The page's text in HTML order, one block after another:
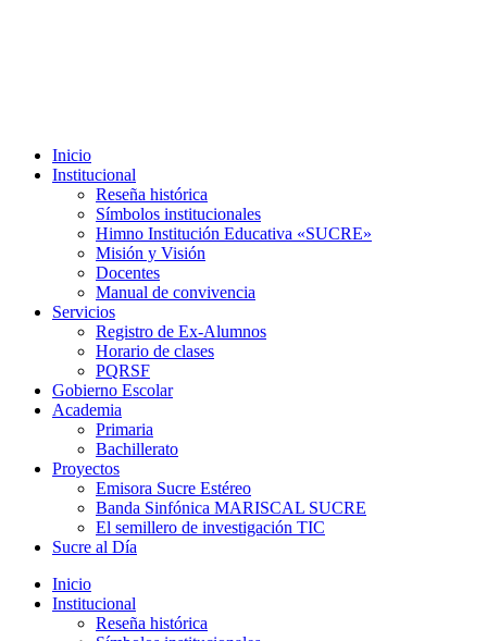
Inicio
Institucional
Reseña histórica
Símbolos institucionales
Himno Institución Educativa «SUCRE»
Misión y Visión
Docentes
Manual de convivencia
Servicios
Registro de Ex-Alumnos
Horario de clases
PQRSF
Gobierno Escolar
Academia
Primaria
Bachillerato
Proyectos
Emisora Sucre Estéreo
Banda Sinfónica MARISCAL SUCRE
El semillero de investigación TIC
Sucre al Día
Inicio
Institucional
Reseña histórica